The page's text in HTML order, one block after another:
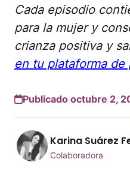
Cada episodio
para la mujer y
crianza positiva y
en tu plataforma de
Publicado octubre 2,
Karina Suárez
Colaboradora